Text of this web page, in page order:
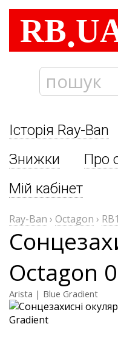
RB.
Історія Ray-Ban
Знижки
Про
Мій кабінет
Ray-Ban › Octagon ›
Octagon
Arista | Blue Gradient